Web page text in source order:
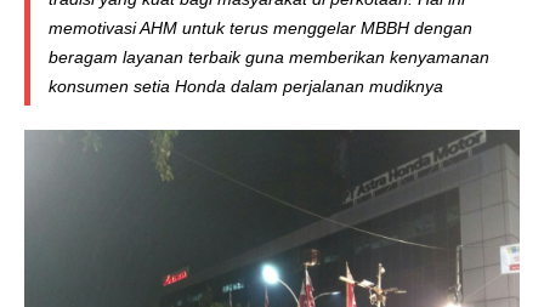
memotivasi AHM untuk terus menggelar MBBH dengan
beragam layanan terbaik guna memberikan kenyamanan
konsumen setia Honda dalam perjalanan mudiknya